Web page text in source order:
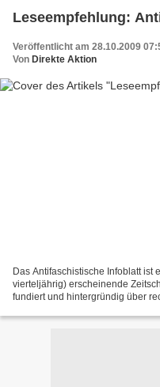
Leseempfehlung:
Veröffentlicht am 28.10.2009
Von Direkte Aktion
Das Antifaschistische Infoblatt ist
vierteljährig) erscheinende
fundiert und hintergründig über